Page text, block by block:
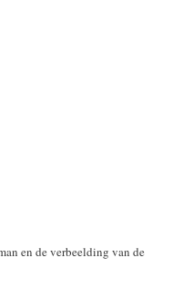
en de verbeelding van de